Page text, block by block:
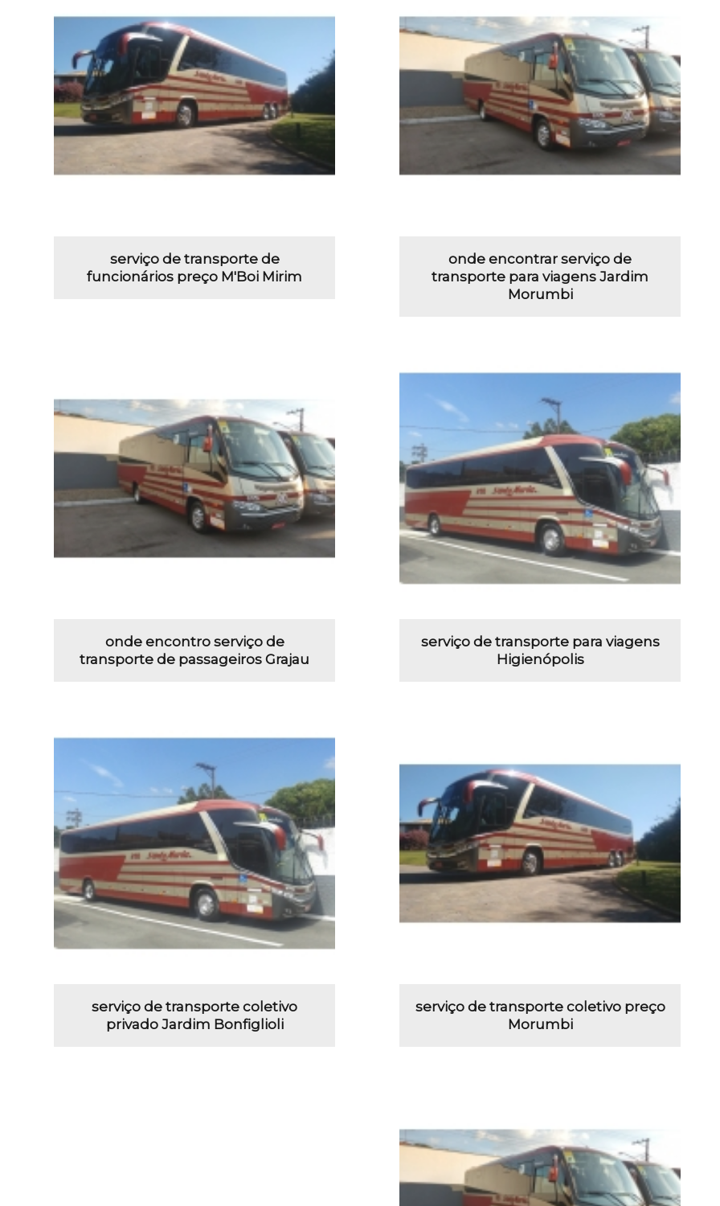
serviço de transporte de
funcionários preço M'Boi Mirim
onde encontrar serviço de
transporte para viagens Jardim
Morumbi
onde encontro serviço de
transporte de passageiros Grajau
serviço de transporte para viagens
Higienópolis
serviço de transporte coletivo
privado Jardim Bonfiglioli
serviço de transporte coletivo preço
Morumbi